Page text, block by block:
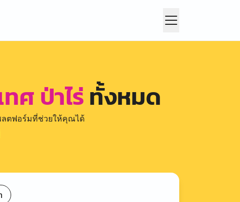
ศ ป่าไร่ทั้งหมด
ตฟอร์มที่ช่วยให้คุณได้